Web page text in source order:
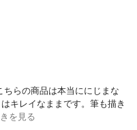
らの商品は本当ににじまな
キレイなままです。筆も描き
を見る